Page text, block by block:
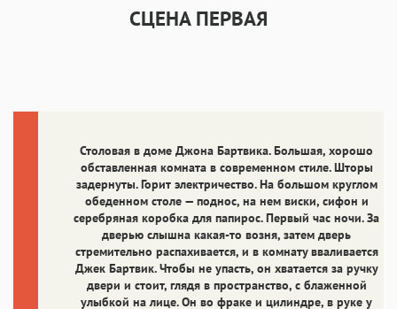
СЦЕНА ПЕРВАЯ
Столовая в доме Джона Бартвика. Большая, хорошо
обставленная комната в современном стиле. Шторы
задернуты. Горит электричество. На большом круглом
обеденном столе — поднос, на нем виски, сифон и
серебряная коробка для папирос. Первый час ночи. За
дверью слышна какая-то возня, затем дверь
стремительно распахивается, и в комнату вваливается
Джек Бартвик. Чтобы не упасть, он хватается за ручку
двери и стоит, глядя в пространство, с блаженной
улыбкой на лице. Он во фраке и цилиндре, в руке у